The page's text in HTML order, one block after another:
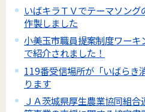
いばキラＴＶでテーマソン
作製しました
小美玉市職員提案制度ワー
で紹介されました！
119番受信場所が「いばらき
ります
ＪＡ茨城県厚生農業協同組